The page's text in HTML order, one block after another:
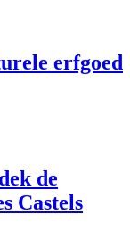
erfgoed
de
Castels